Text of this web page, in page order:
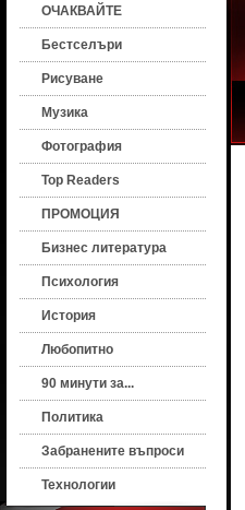
ОЧАКВАЙТЕ
Бестселъри
Рисуване
Музика
Фотография
Top Readers
ПРОМОЦИЯ
Бизнес литература
Психология
История
Любопитно
90 минути за...
Политика
Забранените въпроси
Технологии